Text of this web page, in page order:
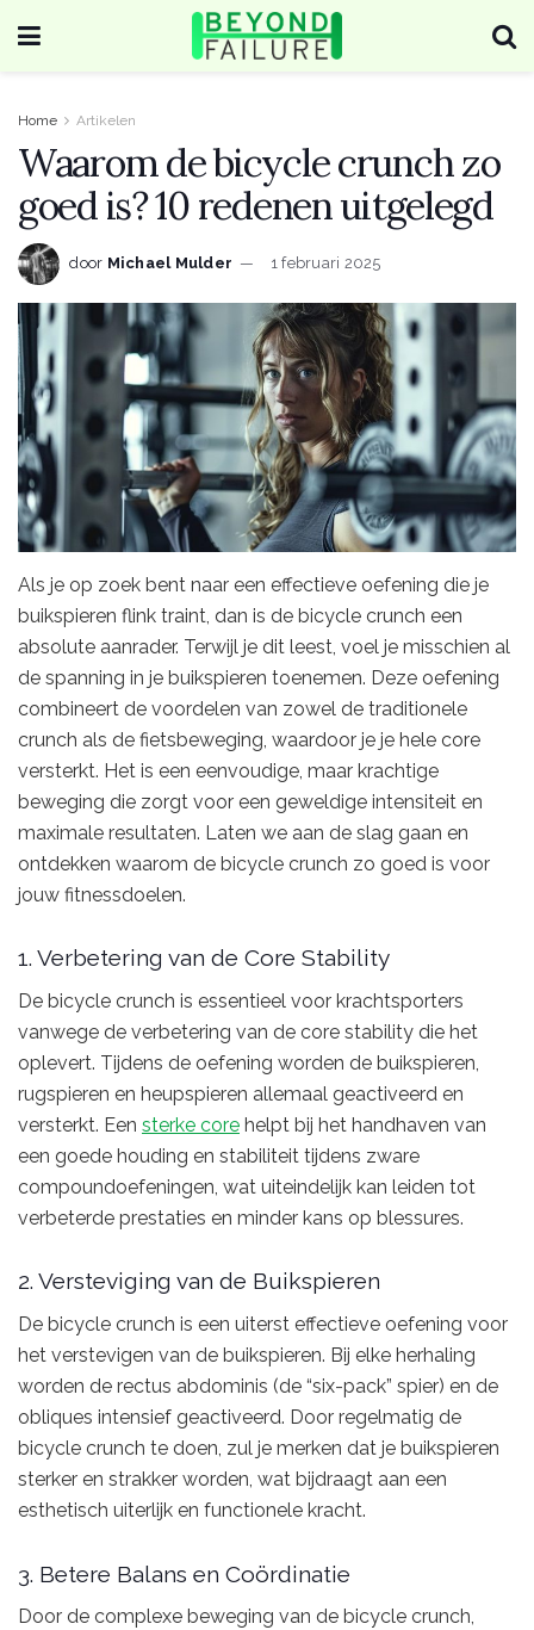
Home Artikelen
Waarom de bicycle crunch zo
goed is? 10 redenen uitgelegd
door Michael Mulder 1 februari 2025
Als je op zoek bent naar een effectieve oefening die je
buikspieren flink traint, dan is de bicycle crunch een
absolute aanrader. Terwijl je dit leest, voel je misschien al
de spanning in je buikspieren toenemen. Deze oefening
combineert de voordelen van zowel de traditionele
crunch als de fietsbeweging, waardoor je je hele core
versterkt. Het is een eenvoudige, maar krachtige
beweging die zorgt voor een geweldige intensiteit en
maximale resultaten. Laten we aan de slag gaan en
ontdekken waarom de bicycle crunch zo goed is voor
jouw fitnessdoelen.
1. Verbetering van de Core Stability
De bicycle crunch is essentieel voor krachtsporters
vanwege de verbetering van de core stability die het
oplevert. Tijdens de oefening worden de buikspieren,
rugspieren en heupspieren allemaal geactiveerd en
versterkt. Een sterke core helpt bij het handhaven van
een goede houding en stabiliteit tijdens zware
compoundoefeningen, wat uiteindelijk kan leiden tot
verbeterde prestaties en minder kans op blessures.
2. Versteviging van de Buikspieren
De bicycle crunch is een uiterst effectieve oefening voor
het verstevigen van de buikspieren. Bij elke herhaling
worden de rectus abdominis (de “six-pack” spier) en de
obliques intensief geactiveerd. Door regelmatig de
bicycle crunch te doen, zul je merken dat je buikspieren
sterker en strakker worden, wat bijdraagt aan een
esthetisch uiterlijk en functionele kracht.
3. Betere Balans en Coördinatie
Door de complexe beweging van de bicycle crunch,